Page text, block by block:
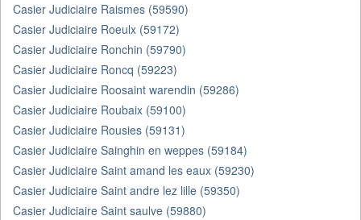
Casier Judiciaire Raismes (59590)
Casier Judiciaire Roeulx (59172)
Casier Judiciaire Ronchin (59790)
Casier Judiciaire Roncq (59223)
Casier Judiciaire Roosaint warendin (59286)
Casier Judiciaire Roubaix (59100)
Casier Judiciaire Rousies (59131)
Casier Judiciaire Sainghin en weppes (59184)
Casier Judiciaire Saint amand les eaux (59230)
Casier Judiciaire Saint andre lez lille (59350)
Casier Judiciaire Saint saulve (59880)